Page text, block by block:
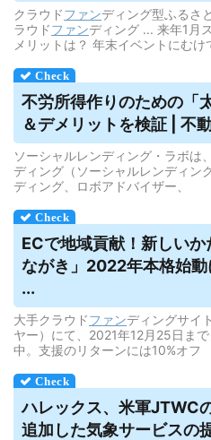
クラウドファンディング型ふるさ
ラウドファンディング ... 来年1月
メリットは？ 年末イベントにむけ
不労所得作りのための「
＆デメリットを検証 | 不
ソーシャルレンディング・ラボは、
ディング（ソーシャルレンディン
ディング、ロボアドバイザー、
ECで地域貢献！新しい
ながき」2022年本格始動
...
大手クラウドファンディングサイ
ヤー）にて、2021年12月25日ま
中。支援のリターンには10%オフ
ハレックス、米軍JTWC
追加した気象サービスの